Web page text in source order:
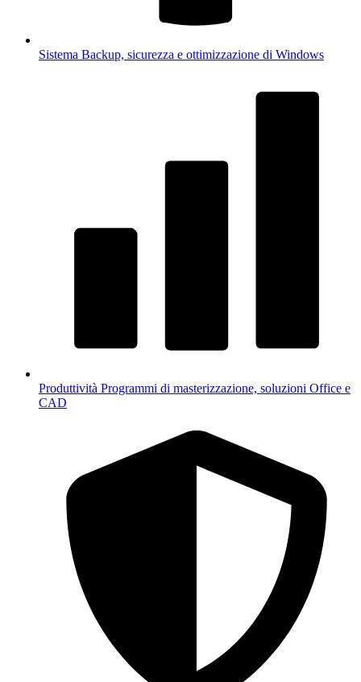
Sistema Backup, sicurezza e ottimizzazione di Windows
Produttività Programmi di masterizzazione, soluzioni Office e
CAD